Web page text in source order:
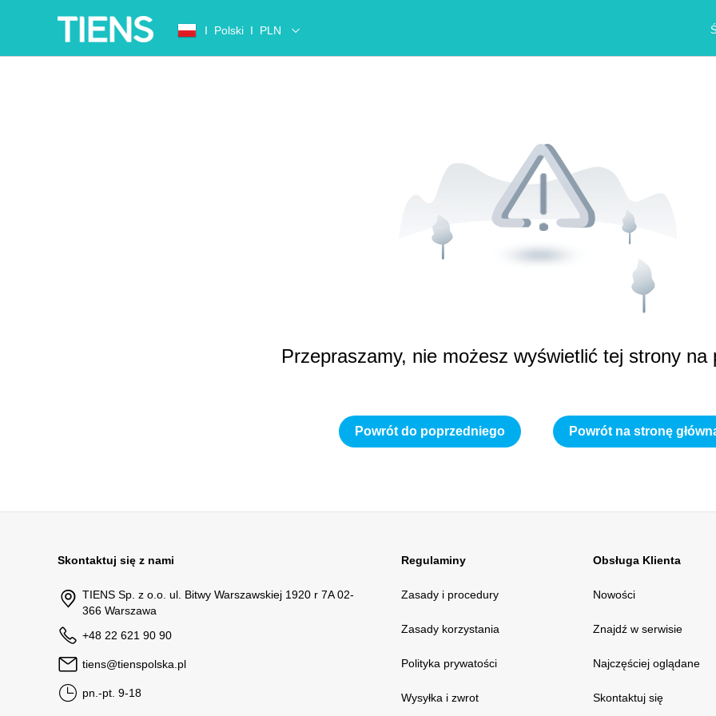
Ι Polski Ι PLN
Przepraszamy, nie możesz wyświetlić tej strony na
Powrót do poprzedniego Powrót na stronę
Skontaktuj się z nami
TIENS Sp. z o.o. ul. Bitwy Warszawskiej 1920 r 7A 02-
366 Warszawa
+48 22 621 90 90
tiens@tienspolska.pl
pn.-pt. 9-18
Regulaminy
Zasady i procedury
Zasady korzystania
Polityka prywatości
Wysyłka i zwrot
Obsługa Klienta
Nowości
Znajdź w serwisie
Najczęściej oglądane
Skontaktuj się